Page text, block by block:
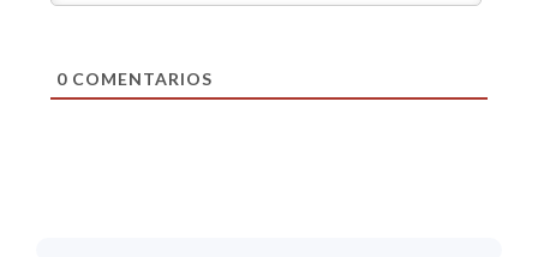
0COMENTARIOS